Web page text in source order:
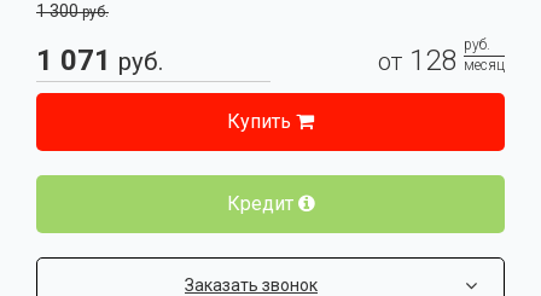
1 300руб.
1 071 руб. от 128 руб.
месяц
Купить
Кредит
Заказать звонок